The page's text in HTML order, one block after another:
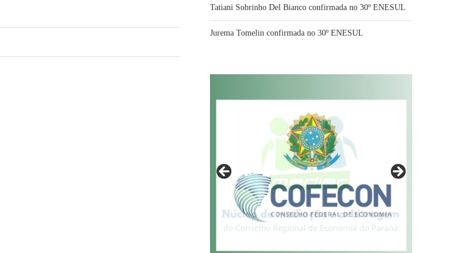
Tatiani Sobrinho Del Bianco confirmada no 30º ENESUL
Jurema Tomelin confirmada no 30º ENESUL